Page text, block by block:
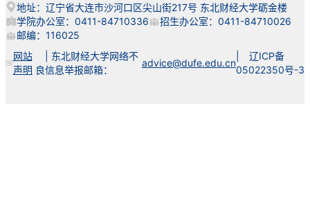
地址：辽宁省大连市沙河口区尖山街217号 东北财经大学砺金楼
学院办公室：0411-84710336
招生办公室：0411-84710026
邮编：116025
网站
声明
| 东北财经大学网络不
良信息举报邮箱：
advice@dufe.edu.cn
| 辽ICP备
05022350号-3